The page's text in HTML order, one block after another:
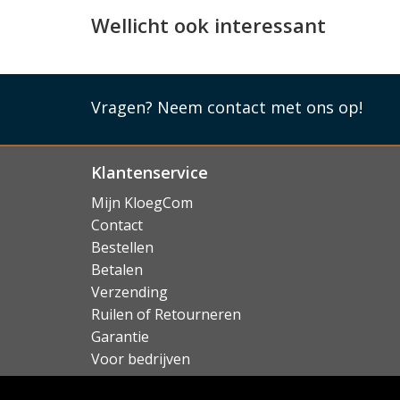
Alcanside is een merk van Nederlandse
vervaardigd, en zijn verkrijgbaar voor alle
Wellicht ook interessant
Vragen? Neem contact met ons op!
Klantenservice
Mijn KloegCom
Contact
Bestellen
Betalen
Verzending
Ruilen of Retourneren
Garantie
Voor bedrijven
Over KloegCom.nl